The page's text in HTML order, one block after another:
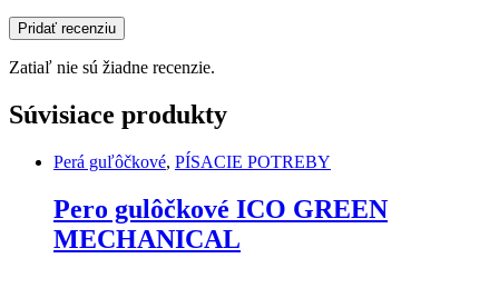
Zatiaľ nie sú žiadne recenzie.
Súvisiace produkty
Perá guľôčkové, PÍSACIE POTREBY
Pero gulôčkové ICO GREEN
MECHANICAL